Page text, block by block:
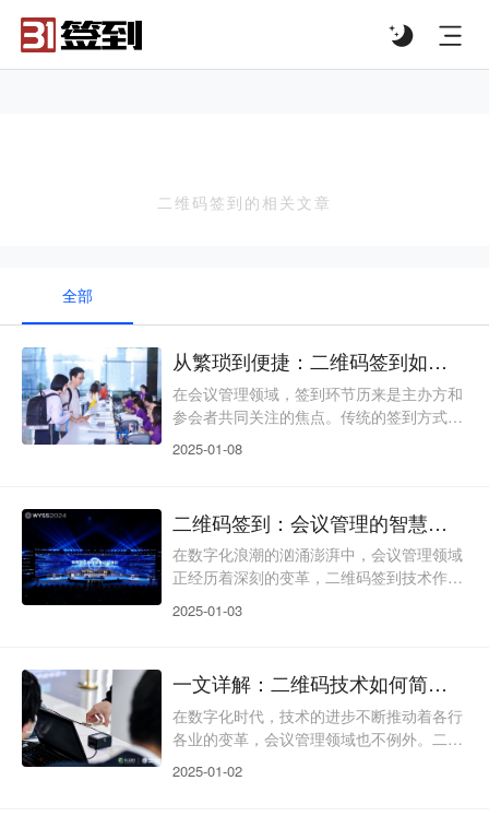
二维码签到的相关文章
全部
从繁琐到便捷：二维码签到如何简化会议管理
在会议管理领域，签到环节历来是主办方和
参会者共同关注的焦点。传统的签到方式，
力，还容易出错，给参会者带来不便，也给
闯入会议管理领域，以其高效、便捷、准确
的特点，极大地简化了会议管理流程，提升
了参会体验。本文将深入探讨二维码签到如
势。二维码签到的实施过
2025-01-08
二维码签到：会议管理的智慧变革
在数字化浪潮的汹涌澎湃中，会议管理领域
正经历着深刻的变革，二维码签到技术作为
议签到流程。它犹如一把智能钥匙，开启了
码与解码技术，构建起一套高效的签到体
系。活动主办方运用专业的签到系统，将参
会者的姓名、单位、联系方式等关键信息，
些二维码通过电子邮件、
2025-01-03
一文详解：二维码技术如何简化会议流程
在数字化时代，技术的进步不断推动着各行
各业的变革，会议管理领域也不例外。二维
式，已经在会议流程中扮演着越来越重要的
2025-01-02